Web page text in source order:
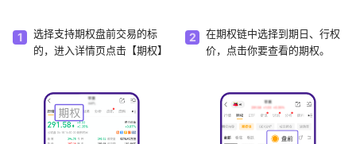
1
选择支持期权盘前交易的标
的，进入详情页点击【期权】
2
在期权链中选择到期日、行权
价，点击你要查看的期权。